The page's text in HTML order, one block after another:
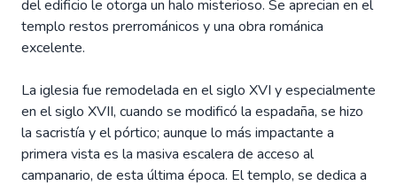
del edificio le otorga un halo misterioso. Se aprecian en el
templo restos prerrománicos y una obra románica
excelente.
La iglesia fue remodelada en el siglo XVI y especialmente
en el siglo XVII, cuando se modificó la espadaña, se hizo
la sacristía y el pórtico; aunque lo más impactante a
primera vista es la masiva escalera de acceso al
campanario, de esta última época. El templo, se dedica a